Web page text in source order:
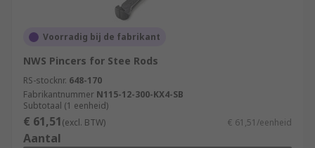
Voorradig bij de fabrikant
NWS Pincers for Stee Rods
RS-stocknr. 648-170
Fabrikantnummer N115-12-300-KX4-SB
Subtotaal (1 eenheid)
€ 61,51(excl. BTW) € 61,51/eenheid
Aantal